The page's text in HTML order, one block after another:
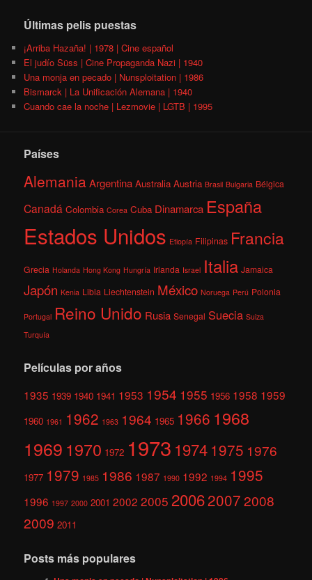
Últimas pelis puestas
¡Arriba Hazaña! | 1978 | Cine español
El judío Süss | Cine Propaganda Nazi | 1940
Una monja en pecado | Nunsploitation | 1986
Bismarck | La Unificación Alemana | 1940
Cuando cae la noche | Lezmovie | LGTB | 1995
Países
AlemaniaArgentina Australia Austria Brasil Bulgaria Bélgica
Canadá Colombia Corea Cuba Dinamarca España
Estados Unidos Etiopía Filipinas Francia
Grecia Holanda Hong Kong Hungría Irlanda Israel Italia Jamaica
Japón Kenia Libia Liechtenstein México Noruega Perú Polonia
Portugal Reino Unido Rusia Senegal Suecia Suiza
Turquía
Películas por años
1935 1939 1940 1941 1953 1954 1955 1956 1958 1959
1960 1961 1962 1963 1964 1965 1966 1968
1969 1970 1972 1973 1974 1975 1976
1977 1979 1985 1986 1987 1990 1992 1994 1995
1996 1997 2000 2001 2002 2005 200620072008
2009 2011
Posts más populares